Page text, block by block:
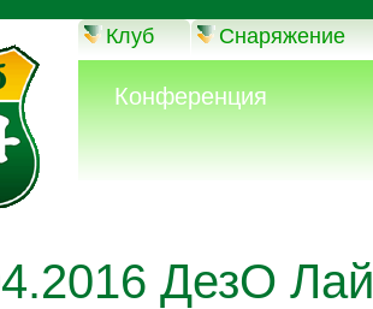
Клуб Снаряжение
Конференция
ДезО